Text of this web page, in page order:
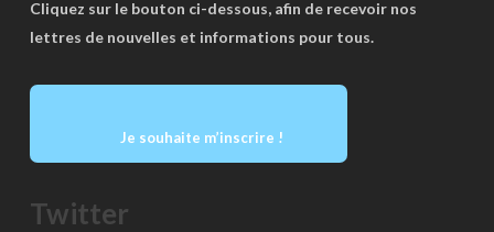
Cliquez sur le bouton ci-dessous, afin de recevoir nos
lettres de nouvelles et informations pour tous.
Je souhaite m’inscrire !
Twitter